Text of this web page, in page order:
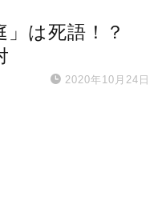
」は死語！？
2020年10月24日